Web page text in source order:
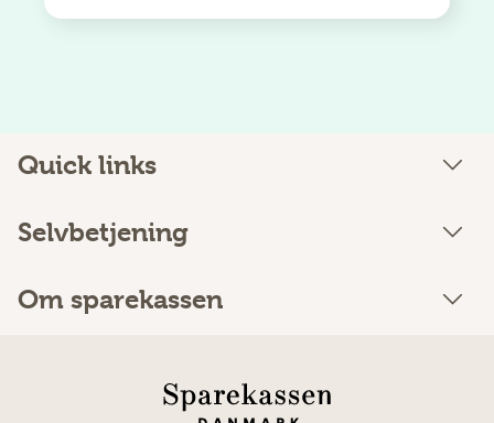
Quick links
Selvbetjening
Om sparekassen